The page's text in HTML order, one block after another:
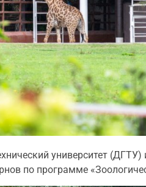
университет
по программе